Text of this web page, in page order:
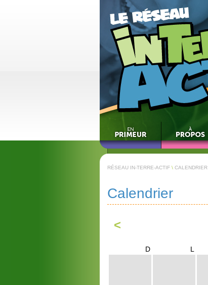
RÉSEAU IN-TERRE-ACTIF \ CALENDRIER
Calendrier
<
D L